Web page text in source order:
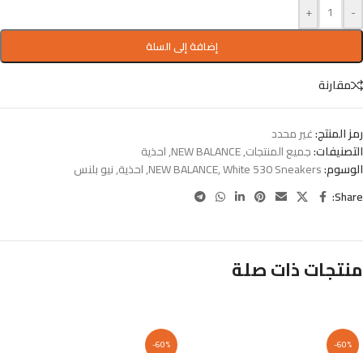
-
+
إضافة إلى السلة
مقارنة
رمز المنتج:غير محدد
التصنيفات:جميع المنتجات,
NEW BALANCE
,احذية
الوسوم:
NEW BALANCE,White 530 Sneakers
,احذية,نيو بلنس
Share:
منتجات ذات صلة
-60%
-60%